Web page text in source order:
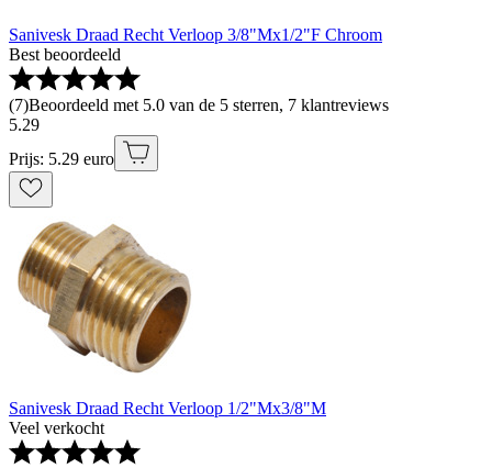
Sanivesk Draad Recht Verloop 3/8"Mx1/2"F Chroom
Best beoordeeld
(7)Beoordeeld met 5.0 van de 5 sterren, 7 klantreviews
5.29
Prijs: 5.29 euro
Sanivesk Draad Recht Verloop 1/2"Mx3/8"M
Veel verkocht